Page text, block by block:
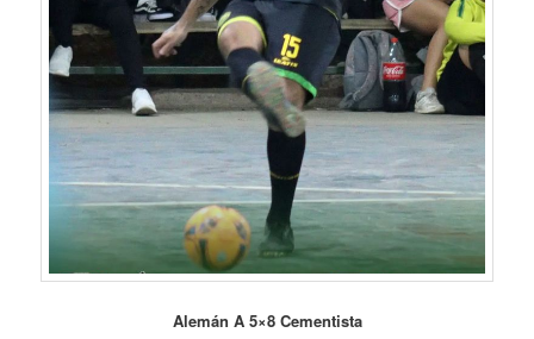
Alemán A 5×8 Cementista